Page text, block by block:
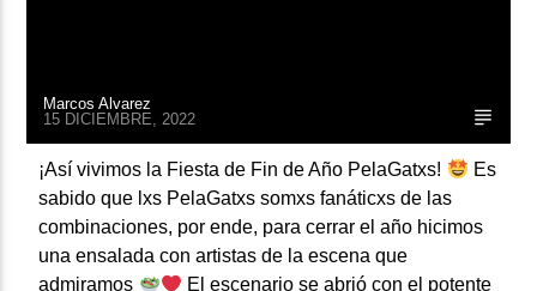
Marcos Alvarez
15 DICIEMBRE, 2022
¡Así vivimos la Fiesta de Fin de Año PelaGatxs!
Es
sabido que lxs PelaGatxs somxs fanáticxs de las
combinaciones, por ende, para cerrar el año hicimos
una ensalada con artistas de la escena que
admiramos
El escenario se abrió con el potente